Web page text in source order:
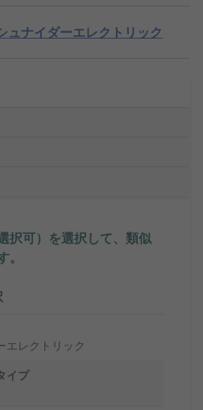
ュナイダーエレクトリック
択可）を選択して、類似
エレクトリック
イプ